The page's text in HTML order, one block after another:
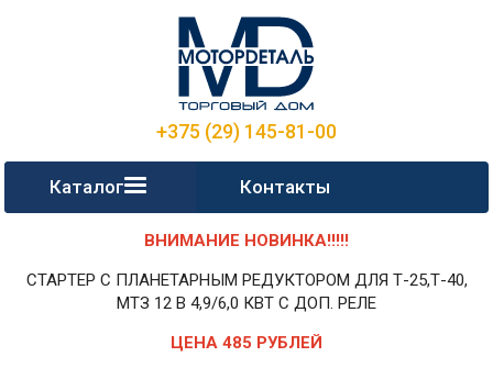
+375 (29) 145-81-00
Каталог Контакты
ВНИМАНИЕ НОВИНКА!!!!!
СТАРТЕР С ПЛАНЕТАРНЫМ РЕДУКТОРОМ ДЛЯ Т-25,Т-40,
МТЗ 12 В 4,9/6,0 КВТ С ДОП. РЕЛЕ
ЦЕНА 485 РУБЛЕЙ